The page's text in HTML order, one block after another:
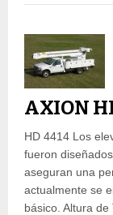
AXION
HD 4414 Los
fueron
aseguran una
actualmente se
básico. Altura